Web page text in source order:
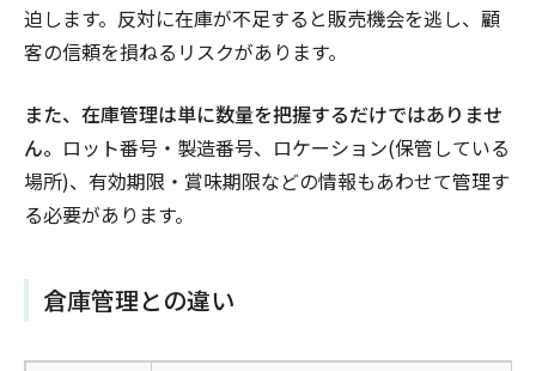
迫します。反対に在庫が不足すると販売機会を逃し、顧
客の信頼を損ねるリスクがあります。
また、在庫管理は単に数量を把握するだけではありませ
ん。 ロット番号・製造番号、ロケーション(保管している
場所)、有効期限・賞味期限などの情報もあわせて管理す
る必要があります。
倉庫管理との違い